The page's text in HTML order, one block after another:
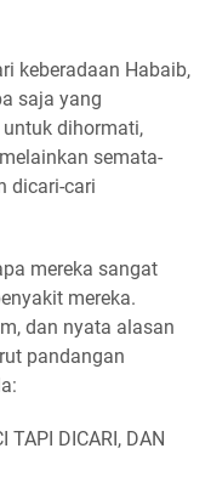
keberadaan Habaib,
saja yang
dihormati,
semata-
dicari-cari
mereka sangat
mereka.
dan nyata alasan
pandangan
TAPI DICARI, DAN